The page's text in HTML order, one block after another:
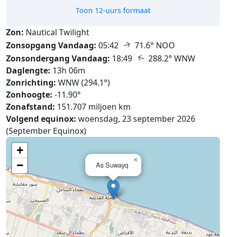
Toon 12-uurs formaat
Zon: Nautical Twilight
Zonsopgang Vandaag: 05:42 ↑ 71.6° NOO
Zonsondergang Vandaag: 18:49 ↑ 288.2° WNW
Daglengte: 13h 06m
Zonrichting: WNW (294.1°)
Zonhoogte: -11.90°
Zonafstand: 151.707 miljoen km
Volgend equinox: woensdag, 23 september 2026
(September Equinox)
As Suwayq
×
+
−